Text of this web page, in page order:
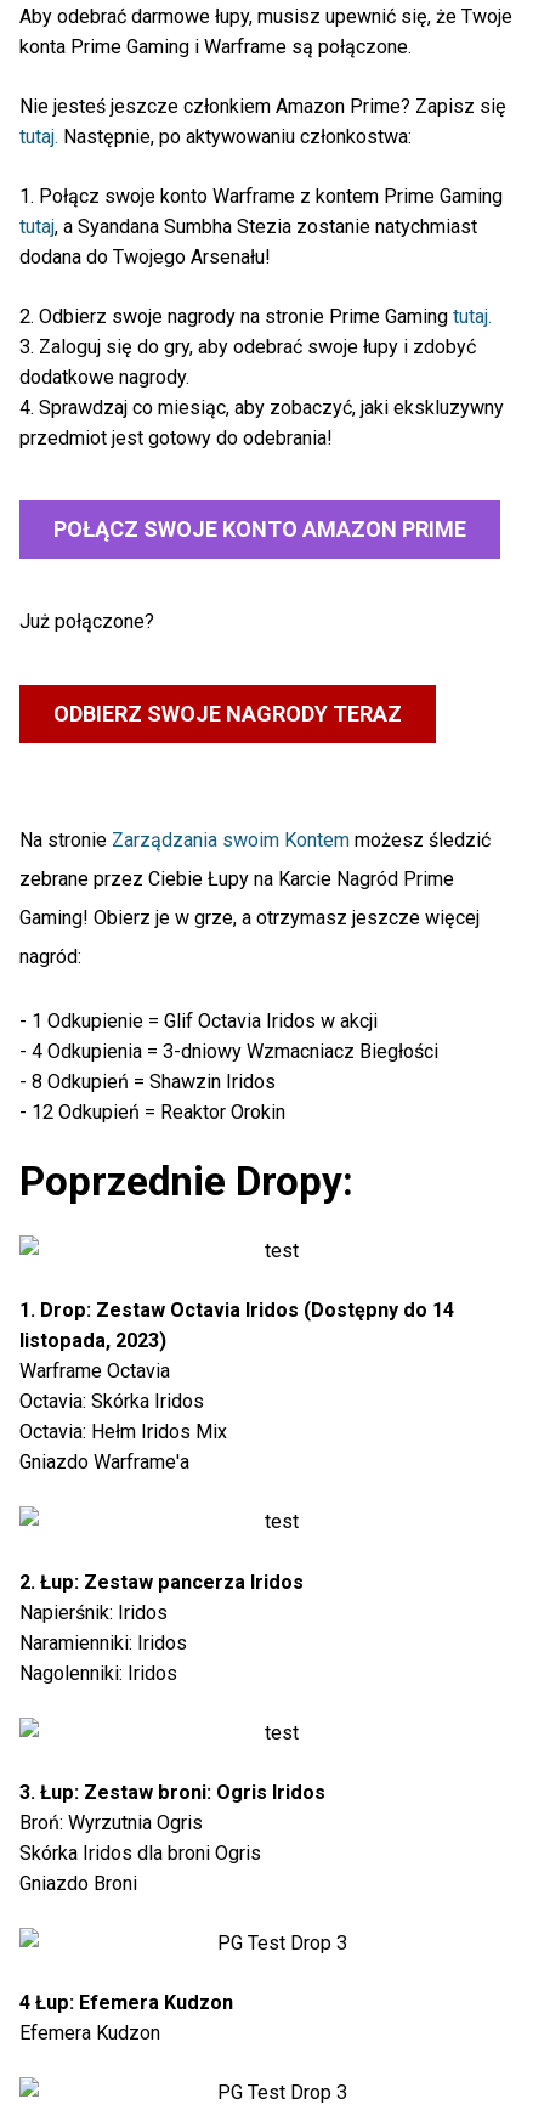
Aby odebrać darmowe łupy, musisz upewnić się, że Twoje
konta Prime Gaming i Warframe są połączone.
Nie jesteś jeszcze członkiem Amazon Prime? Zapisz się
tutaj. Następnie, po aktywowaniu członkostwa:
1. Połącz swoje konto Warframe z kontem Prime Gaming
tutaj, a Syandana Sumbha Stezia zostanie natychmiast
dodana do Twojego Arsenału!
2. Odbierz swoje nagrody na stronie Prime Gaming tutaj.
3. Zaloguj się do gry, aby odebrać swoje łupy i zdobyć
dodatkowe nagrody.
4. Sprawdzaj co miesiąc, aby zobaczyć, jaki ekskluzywny
przedmiot jest gotowy do odebrania!
POŁĄCZ SWOJE KONTO AMAZON PRIME
Już połączone?
ODBIERZ SWOJE NAGRODY TERAZ
Na stronie Zarządzania swoim Kontem możesz śledzić
zebrane przez Ciebie Łupy na Karcie Nagród Prime
Gaming! Obierz je w grze, a otrzymasz jeszcze więcej
nagród:
- 1 Odkupienie = Glif Octavia Iridos w akcji
- 4 Odkupienia = 3-dniowy Wzmacniacz Biegłości
- 8 Odkupień = Shawzin Iridos
- 12 Odkupień = Reaktor Orokin
Poprzednie Dropy:
1. Drop: Zestaw Octavia Iridos (Dostępny do 14
listopada, 2023)
Warframe Octavia
Octavia: Skórka Iridos
Octavia: Hełm Iridos Mix
Gniazdo Warframe'a
2. Łup: Zestaw pancerza Iridos
Napierśnik: Iridos
Naramienniki: Iridos
Nagolenniki: Iridos
3. Łup: Zestaw broni: Ogris Iridos
Broń: Wyrzutnia Ogris
Skórka Iridos dla broni Ogris
Gniazdo Broni
4 Łup: Efemera Kudzon
Efemera Kudzon